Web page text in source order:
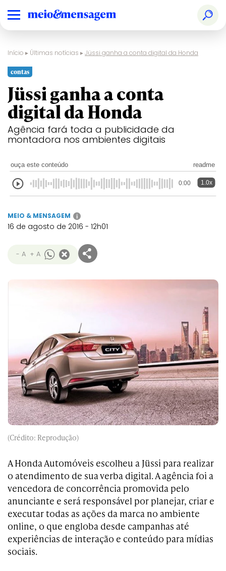
Início ▸ Últimas notícias ▸Jüssi ganha a conta digital da Honda
contas
Jüssi ganha a conta
digital da Honda
Agência fará toda a publicidade da
montadora nos ambientes digitais
ouça este conteúdo readme
0:00 1.0x
MEIO & MENSAGEM i
16 de agosto de 2016 - 12h01
- A + A
(Crédito: Reprodução)
A Honda Automóveis escolheu a Jüssi para realizar
o atendimento de sua verba digital. A agência foi a
vencedora de concorrência promovida pelo
anunciante e será responsável por planejar, criar e
executar todas as ações da marca no ambiente
online, o que engloba desde campanhas até
experiências de interação e conteúdo para mídias
sociais.